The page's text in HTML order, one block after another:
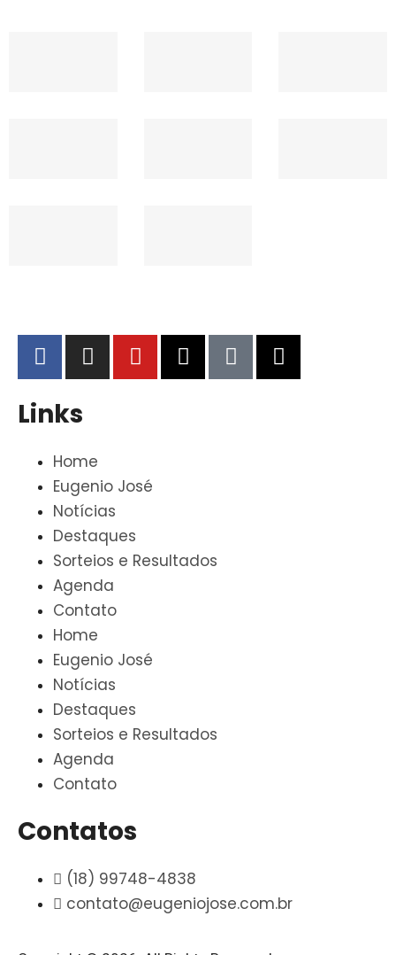
Links
Home
Eugenio José
Notícias
Destaques
Sorteios e Resultados
Agenda
Contato
Home
Eugenio José
Notícias
Destaques
Sorteios e Resultados
Agenda
Contato
Contatos
(18) 99748-4838
contato@eugeniojose.com.br